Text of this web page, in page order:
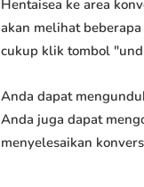
Hentaisea ke area
akan melihat
cukup klik tombol
Anda dapat
Anda juga dapat
menyelesaikan